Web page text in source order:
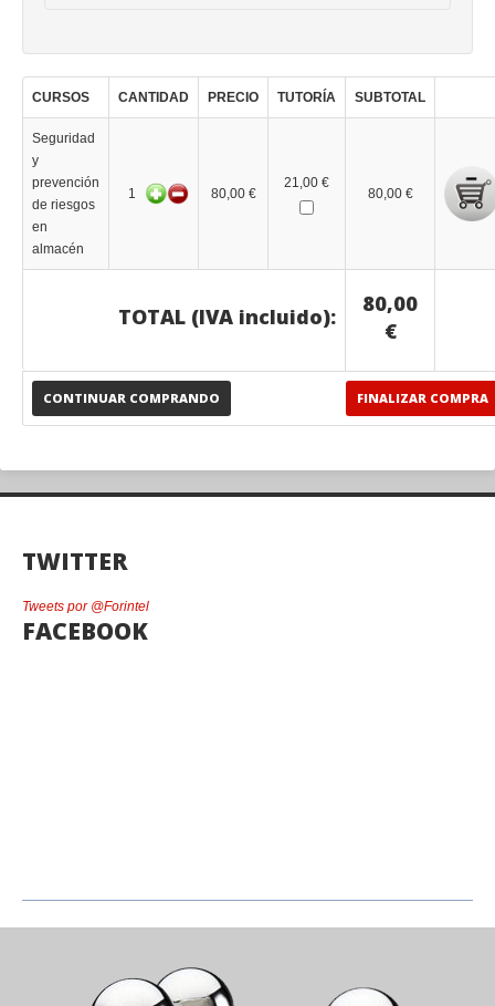
CURSOS CANTIDAD PRECIO TUTORÍA SUBTOTAL
CONTINUAR COMPRANDO FINALIZAR COMPRA
Seguridad
y
prevención
de riesgos
en
almacén
1 80,00 €
21,00 €
80,00 €
TOTAL (IVA incluido):
80,00
€
TWITTER
Tweets por @Forintel
FACEBOOK